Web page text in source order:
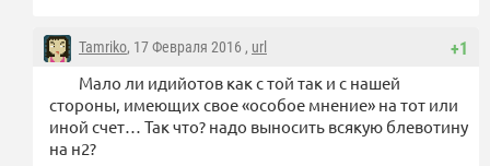
+1
Tamriko, 17 Февраля 2016 , url
Мало ли идийотов как с той так и с нашей
стороны, имеющих свое «особое мнение» на тот или
иной счет… Так что? надо выносить всякую блевотину
на н2?